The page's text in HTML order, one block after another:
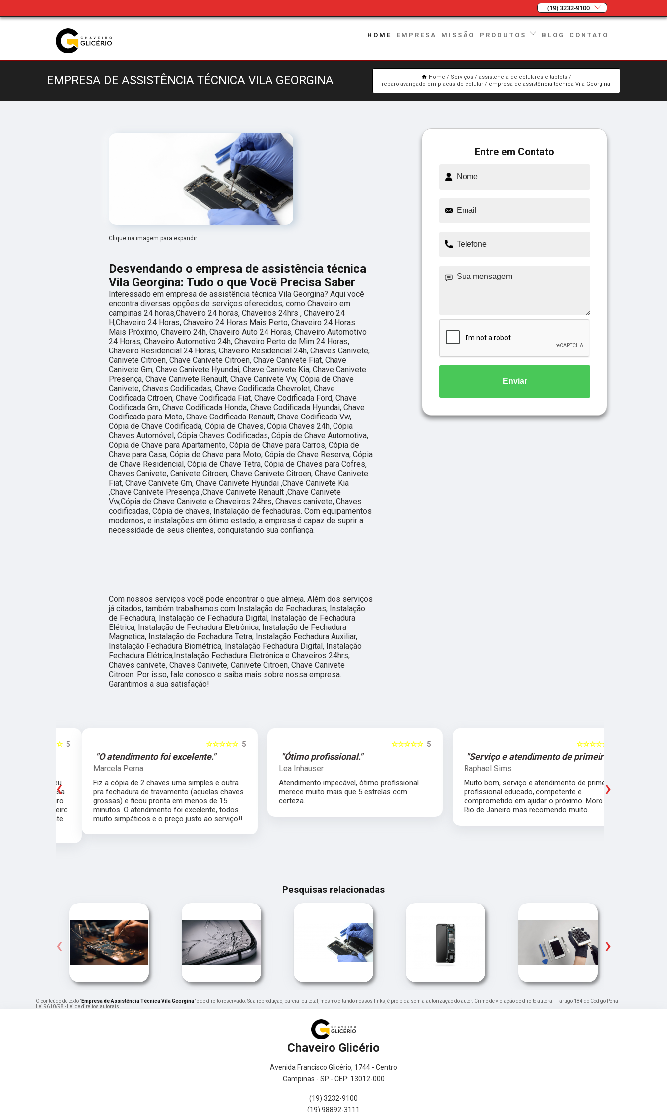
(19) 3232-9100
HOME EMPRESA MISSÃO PRODUTOS BLOG CONTATO
EMPRESA DE ASSISTÊNCIA TÉCNICA VILA GEORGINA Home Serviços
assistência de celulares e tablets
reparo avançado em placas de celular
empresa de assistência técnica Vila Georgina
Clique na imagem para expandir
Desvendando o empresa de assistência técnica
Vila Georgina: Tudo o que Você Precisa Saber
Interessado em empresa de assistência técnica Vila Georgina? Aqui você
encontra diversas opções de serviços oferecidos, como Chaveiro em
campinas 24 horas,Chaveiro 24 horas, Chaveiros 24hrs , Chaveiro 24
H,Chaveiro 24 Horas, Chaveiro 24 Horas Mais Perto, Chaveiro 24 Horas
Mais Próximo, Chaveiro 24h, Chaveiro Auto 24 Horas, Chaveiro Automotivo
24 Horas, Chaveiro Automotivo 24h, Chaveiro Perto de Mim 24 Horas,
Chaveiro Residencial 24 Horas, Chaveiro Residencial 24h, Chaves Canivete,
Canivete Citroen, Chave Canivete Citroen, Chave Canivete Fiat, Chave
Canivete Gm, Chave Canivete Hyundai, Chave Canivete Kia, Chave Canivete
Presença, Chave Canivete Renault, Chave Canivete Vw, Cópia de Chave
Canivete, Chaves Codificadas, Chave Codificada Chevrolet, Chave
Codificada Citroen, Chave Codificada Fiat, Chave Codificada Ford, Chave
Codificada Gm, Chave Codificada Honda, Chave Codificada Hyundai, Chave
Codificada para Moto, Chave Codificada Renault, Chave Codificada Vw,
Cópia de Chave Codificada, Cópia de Chaves, Cópia Chaves 24h, Cópia
Chaves Automóvel, Cópia Chaves Codificadas, Cópia de Chave Automotiva,
Cópia de Chave para Apartamento, Cópia de Chave para Carros, Cópia de
Chave para Casa, Cópia de Chave para Moto, Cópia de Chave Reserva, Cópia
de Chave Residencial, Cópia de Chave Tetra, Cópia de Chaves para Cofres,
Chaves Canivete, Canivete Citroen, Chave Canivete Citroen, Chave Canivete
Fiat, Chave Canivete Gm, Chave Canivete Hyundai ,Chave Canivete Kia
,Chave Canivete Presença ,Chave Canivete Renault ,Chave Canivete
Vw,Cópia de Chave Canivete e Chaveiros 24hrs, Chaves canivete, Chaves
codificadas, Cópia de chaves, Instalação de fechaduras. Com equipamentos
modernos, e instalações em ótimo estado, a empresa é capaz de suprir a
necessidade de seus clientes, conquistando sua confiança.
Com nossos serviços você pode encontrar o que almeja. Além dos serviços
já citados, também trabalhamos com Instalação de Fechaduras, Instalação
de Fechadura, Instalação de Fechadura Digital, Instalação de Fechadura
Elétrica, Instalação de Fechadura Eletrônica, Instalação de Fechadura
Magnetica, Instalação de Fechadura Tetra, Instalação Fechadura Auxiliar,
Instalação Fechadura Biométrica, Instalação Fechadura Digital, Instalação
Fechadura Elétrica,Instalação Fechadura Eletrônica e Chaveiros 24hrs,
Chaves canivete, Chaves Canivete, Canivete Citroen, Chave Canivete
Citroen. Por isso, fale conosco e saiba mais sobre nossa empresa.
Garantimos a sua satisfação!
Entre em Contato
Enviar
5
☆☆☆☆☆
"O atendimento foi excelente."
Marcela Perna
Fiz a cópia de 2 chaves uma simples e outra
pra fechadura de travamento (aquelas chaves
grossas) e ficou pronta em menos de 15
minutos. O atendimento foi excelente, todos
muito simpáticos e o preço justo ao serviço!!
5
☆☆☆☆☆
"Ótimo profissional."
Lea Inhauser
Atendimento impecável, ótimo profissional
merece muito mais que 5 estrelas com
certeza.
5
☆☆☆☆☆
"Serviço e atendimento de primeira."
Raphael Sims
Muito bom, serviço e atendimento de primeira,
profissional educado, competente e
comprometido em ajudar o próximo. Moro no
Rio de Janeiro mas recomendo muito.
‹ ›
Pesquisas relacionadas
‹ ›
O conteúdo do texto "Empresa de Assistência Técnica Vila Georgina" é de direito reservado. Sua reprodução, parcial ou total, mesmo citando nossos links, é proibida sem a autorização do autor. Crime de violação de direito autoral – artigo 184 do Código Penal –
Lei 9610/98 - Lei de direitos autorais
Chaveiro Glicério
Avenida Francisco Glicério, 1744 - Centro
Campinas - SP - CEP: 13012-000
(19) 3232-9100
(19) 98892-3111